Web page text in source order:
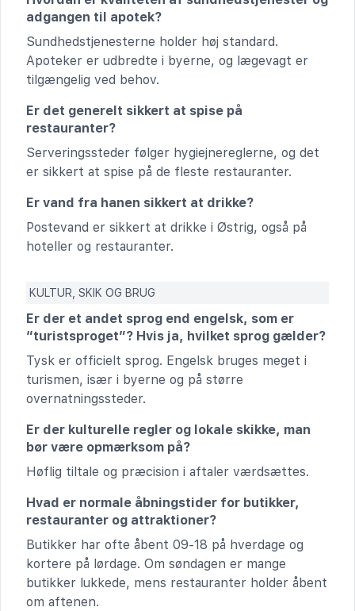
adgangen til apotek?
Sundhedstjenesterne holder høj standard.
Apoteker er udbredte i byerne, og lægevagt er
tilgængelig ved behov.
Er det generelt sikkert at spise på
restauranter?
Serveringssteder følger hygiejnereglerne, og det
er sikkert at spise på de fleste restauranter.
Er vand fra hanen sikkert at drikke?
Postevand er sikkert at drikke i Østrig, også på
hoteller og restauranter.
KULTUR, SKIK OG BRUG
Er der et andet sprog end engelsk, som er
“turistsproget”? Hvis ja, hvilket sprog gælder?
Tysk er officielt sprog. Engelsk bruges meget i
turismen, især i byerne og på større
overnatningssteder.
Er der kulturelle regler og lokale skikke, man
bør være opmærksom på?
Høflig tiltale og præcision i aftaler værdsættes.
Hvad er normale åbningstider for butikker,
restauranter og attraktioner?
Butikker har ofte åbent 09-18 på hverdage og
kortere på lørdage. Om søndagen er mange
butikker lukkede, mens restauranter holder åbent
om aftenen.